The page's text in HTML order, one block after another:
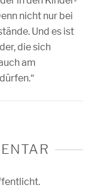
nicht nur bei
Und es ist
die sich
am